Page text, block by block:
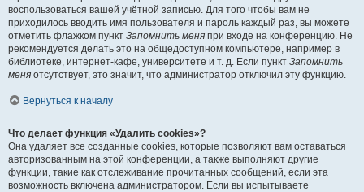
воспользоваться вашей учётной записью. Для того чтобы вам не
приходилось вводить имя пользователя и пароль каждый раз, вы можете
отметить флажком пункт Запомнить меня при входе на конференцию. Не
рекомендуется делать это на общедоступном компьютере, например в
библиотеке, интернет-кафе, университете и т. д. Если пункт Запомнить
меня отсутствует, это значит, что администратор отключил эту функцию.
Вернуться к началу
Что делает функция «Удалить cookies»?
Она удаляет все созданные cookies, которые позволяют вам оставаться
авторизованным на этой конференции, а также выполняют другие
функции, такие как отслеживание прочитанных сообщений, если эта
возможность включена администратором. Если вы испытываете